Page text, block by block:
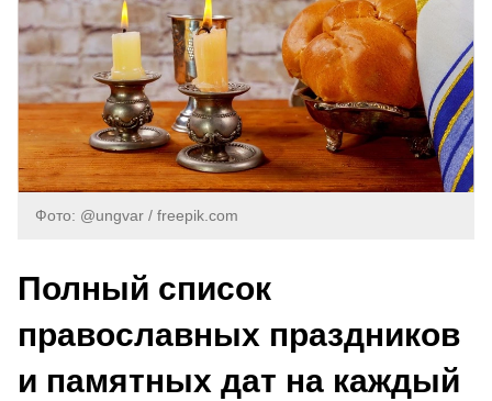
Фото: @ungvar / freepik.com
Полный список
православных праздников
и памятных дат на каждый